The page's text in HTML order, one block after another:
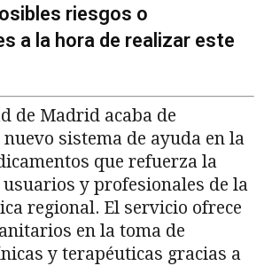
riesgos o
a la hora de realizar este
de Madrid acaba de
sistema de ayuda en la
que refuerza la
y profesionales de la
regional. El servicio ofrece
en la toma de
y terapéuticas gracias a